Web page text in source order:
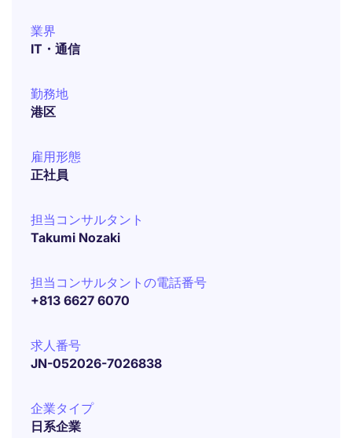
業界
IT・通信
勤務地
港区
雇用形態
正社員
担当コンサルタント
Takumi Nozaki
担当コンサルタントの電話番号
+813 6627 6070
求人番号
JN-052026-7026838
企業タイプ
日系企業